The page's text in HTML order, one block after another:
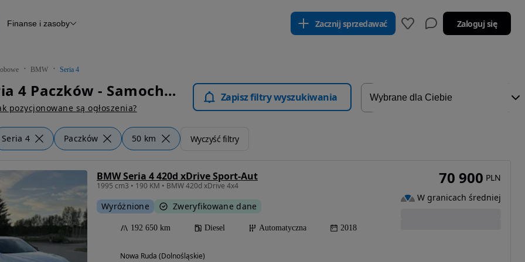
Raport z inspekcji
Otomoto News
Finanse i zasoby Zacznij sprzedawać Zaloguj się
BMW Seria 4
BMW Seria 4 Paczków - Samochody Osobowe
pozycjonowane są ogłoszenia?
Zapisz filtry wyszukiwania
Seria 4 Paczków 50 km Wyczyść filtry
BMW Seria 4 420d xDrive Sport-Aut
1995 cm3 • 190 KM • BMW 420d xDrive 4x4
Wyróżnione Zweryfikowane dane
192 650 km Diesel Automatyczna 2018
Nowa Ruda (Dolnośląskie)
70 900 PLN
W granicach średniej